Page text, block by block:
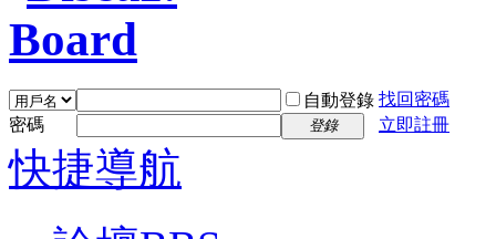
自動登錄 找回密碼
密碼
登錄 立即註冊
快捷導航